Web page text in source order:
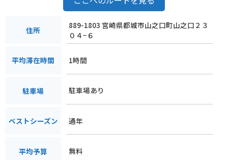
住所
889-1803 宮崎県都城市山之口町山之口２３
０４−６
平均滞在時間 1時間
駐車場 駐車場あり
ベストシーズン 通年
平均予算 無料